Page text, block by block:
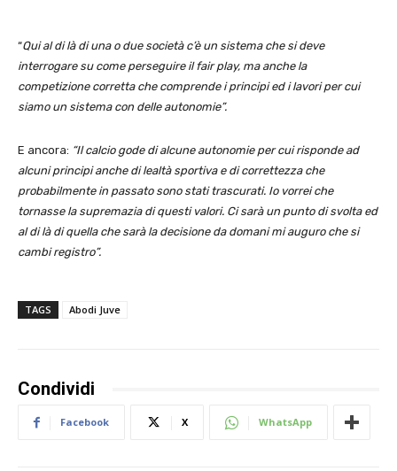
“Qui al di là di una o due società c’è un sistema che si deve
interrogare su come perseguire il fair play, ma anche la
competizione corretta che comprende i principi ed i lavori per cui
siamo un sistema con delle autonomie”.
E ancora: “Il calcio gode di alcune autonomie per cui risponde ad
alcuni principi anche di lealtà sportiva e di correttezza che
probabilmente in passato sono stati trascurati. Io vorrei che
tornasse la supremazia di questi valori. Ci sarà un punto di svolta ed
al di là di quella che sarà la decisione da domani mi auguro che si
cambi registro”.
TAGS Abodi Juve
Condividi
Facebook X WhatsApp